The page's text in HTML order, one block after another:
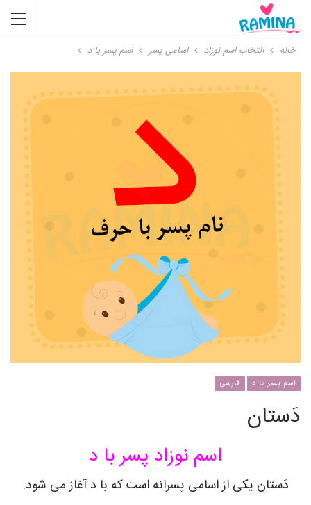
خانه انتخاب اسم نوزاد اسامی پسر اسم پسر با د
اسم پسر با د فارسی
دَستان
اسم نوزاد پسر با د
دَستان یکی از اسامی پسرانه است که با د آغاز می شود.